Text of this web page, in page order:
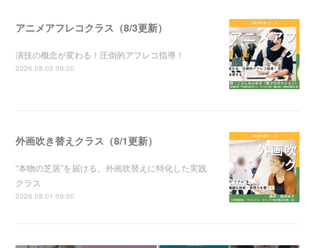
アニメアフレコクラス（8/3更新）
演技の概念が変わる！圧倒的アフレコ指導！
2026.08.03 09:00
外画吹き替えクラス（8/1更新）
“本物の芝居”を届ける。外画吹替えに特化した実践
クラス
2026.08.01 09:00